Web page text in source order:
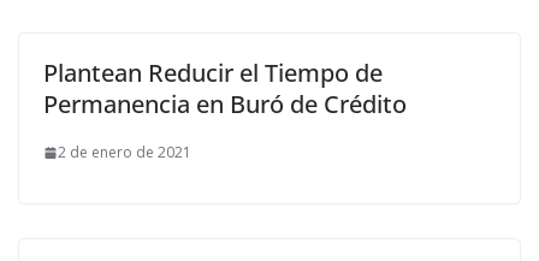
Plantean Reducir el Tiempo de
Permanencia en Buró de Crédito
2 de enero de 2021